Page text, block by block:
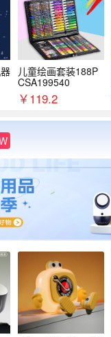
儿童绘画套装188P
CSA199540
￥119.2